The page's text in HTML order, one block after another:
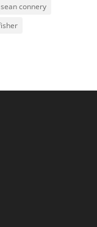
sean connery